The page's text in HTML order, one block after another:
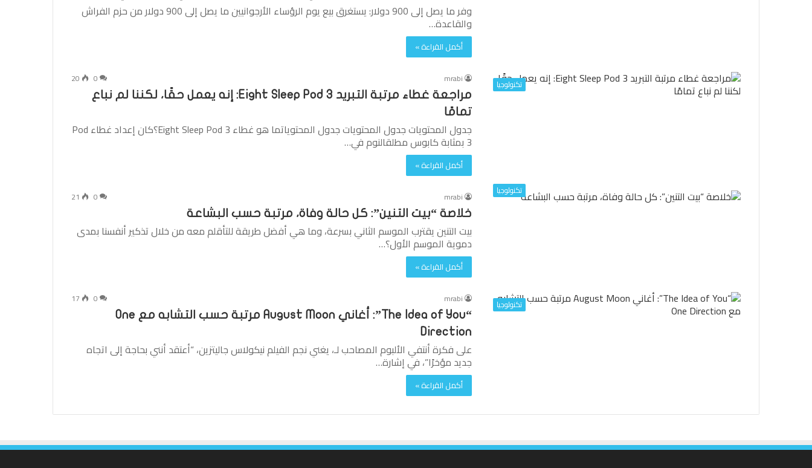
وفر ما يصل إلى 900 دولار: يستغرق بيع يوم الرؤساء الأرجوانيين ما يصل إلى 900 دولار من حزم الفراش
والقاعدة…
أكمل القراءة »
تكنولوجيا mrabi
0
20
مراجعة غطاء مرتبة التبريد Eight Sleep Pod 3: إنه يعمل حقًا، لكننا لم نباع
تمامًا
جدول المحتويات جدول المحتويات جدول المحتوياتما هو غطاء Eight Sleep Pod 3؟كان إعداد غطاء Pod
3 بمثابة كابوس مطلقالنوم في…
أكمل القراءة »
تكنولوجيا mrabi
0
21
خلاصة “بيت التنين”: كل حالة وفاة، مرتبة حسب البشاعة
بيت التنين يقترب الموسم الثاني بسرعة، وما هي أفضل طريقة للتأقلم معه من خلال تذكير أنفسنا بمدى
دموية الموسم الأول؟…
أكمل القراءة »
تكنولوجيا mrabi
0
17
“The Idea of ​​You”: أغاني August Moon مرتبة حسب التشابه مع One
Direction
على فكرة أنتفي الألبوم المصاحب لـ، يغني نجم الفيلم نيكولاس جاليتزين، “أعتقد أنني بحاجة إلى اتجاه
جديد مؤخرًا”، في إشارة…
أكمل القراءة »